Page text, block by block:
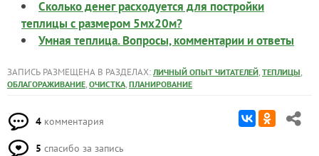
Сколько денег расходуется для постройки
теплицы с размером 5мх20м?
Умная теплица. Вопросы, комментарии и ответы
ЗАПИСЬ РАЗМЕЩЕНА В РАЗДЕЛАХ: ЛИЧНЫЙ ОПЫТ ЧИТАТЕЛЕЙ, ТЕПЛИЦЫ,
ОБЛАГОРАЖИВАНИЕ, ОЧИСТКА, ПЛАНИРОВАНИЕ
4 комментария
5 спасибо за запись